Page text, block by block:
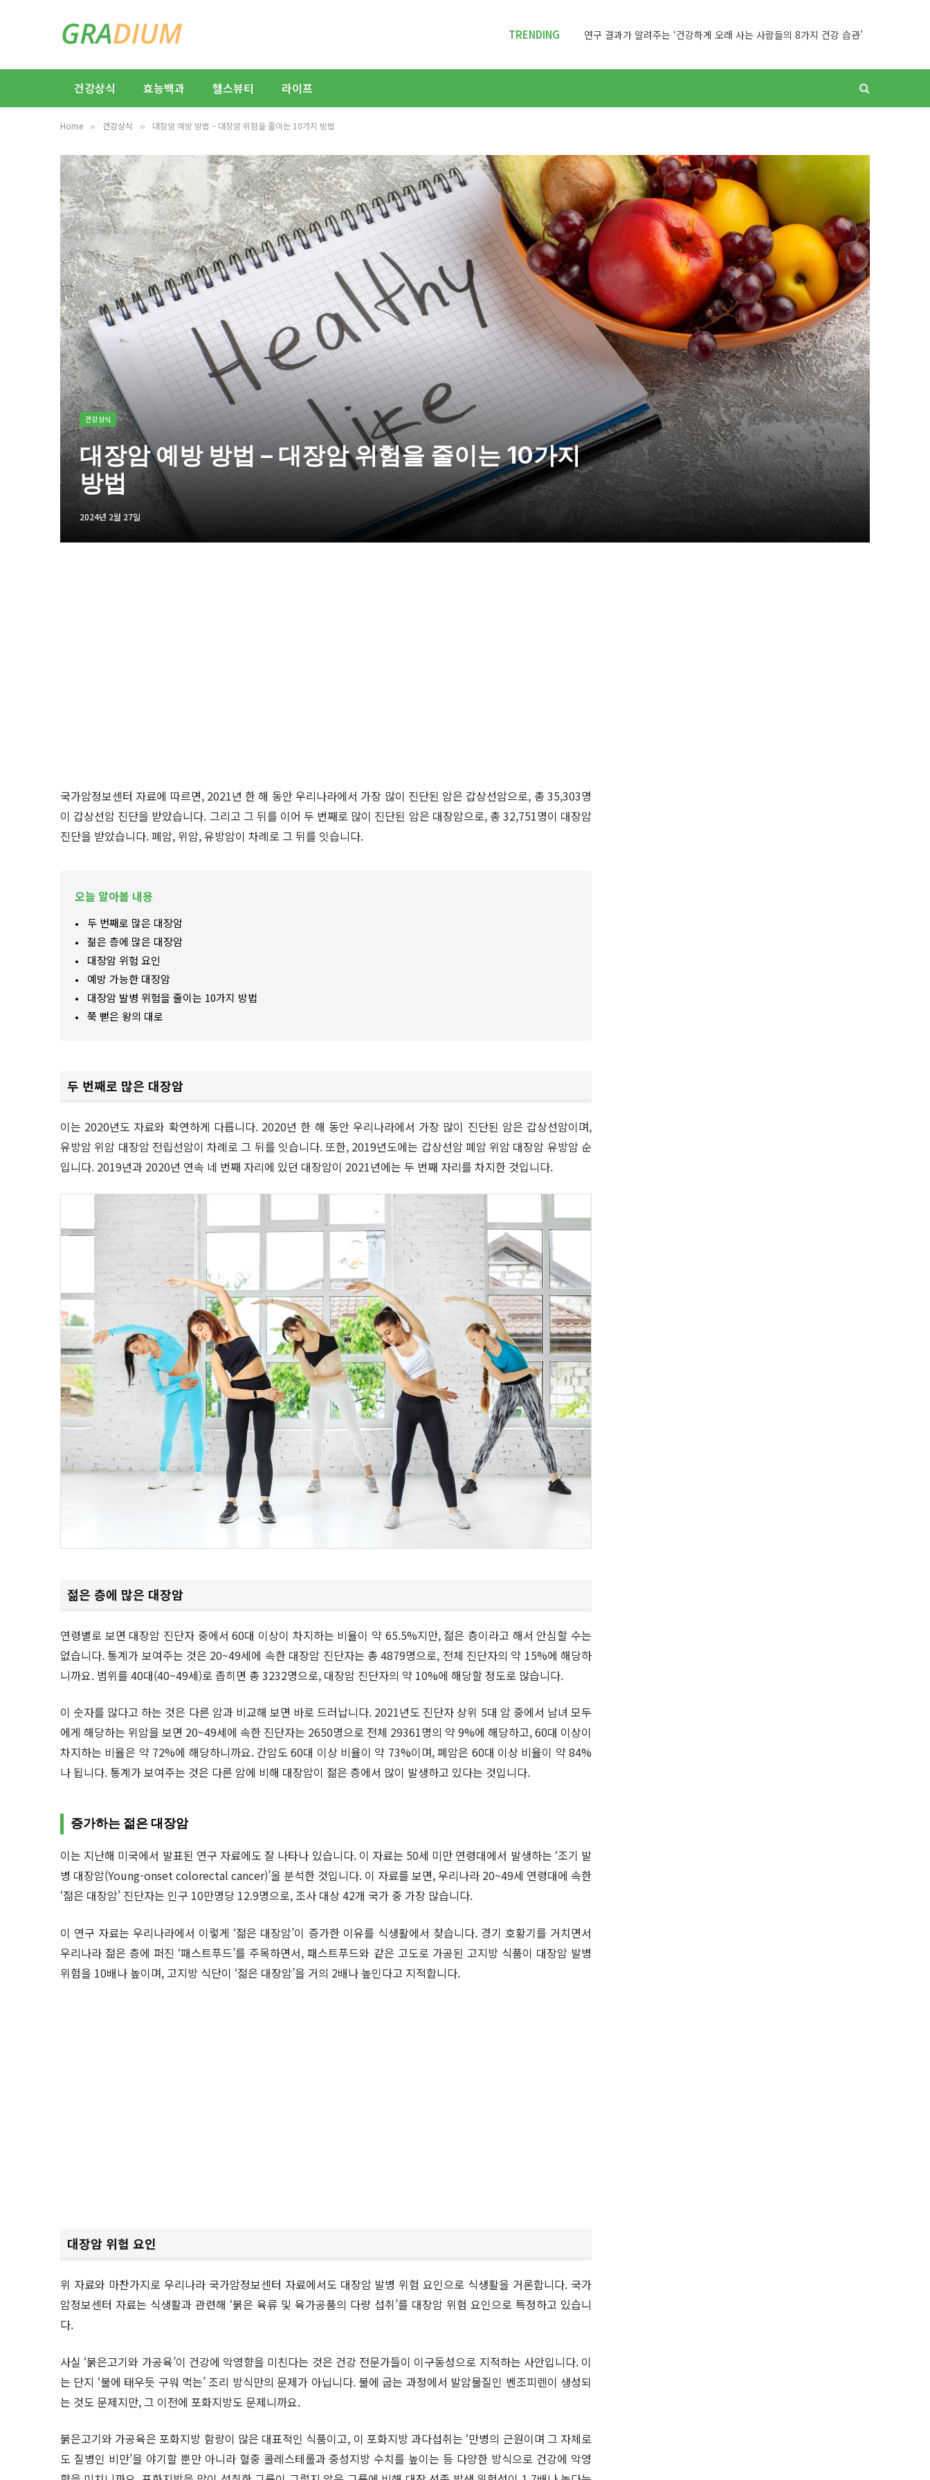
TRENDING 연구 결과가 알려주는 ‘건강하게 오래 사는 사람들의 8가지 건강 습관’
건강상식 효능백과 헬스뷰티 라이프
Home » 건강상식 » 대장암 예방 방법 – 대장암 위험을 줄이는 10가지 방법
건강상식
대장암 예방 방법 – 대장암 위험을 줄이는 10가지
방법
2024년 2월 27일
국가암정보센터 자료에 따르면, 2021년 한 해 동안 우리나라에서 가장 많이 진단된 암은 갑상선암으로, 총 35,303명
이 갑상선암 진단을 받았습니다. 그리고 그 뒤를 이어 두 번째로 많이 진단된 암은 대장암으로, 총 32,751명이 대장암
진단을 받았습니다. 폐암, 위암, 유방암이 차례로 그 뒤를 잇습니다.
오늘 알아볼 내용
두 번째로 많은 대장암
젊은 층에 많은 대장암
대장암 위험 요인
예방 가능한 대장암
대장암 발병 위험을 줄이는 10가지 방법
쭉 뻗은 왕의 대로
두 번째로 많은 대장암
이는 2020년도 자료와 확연하게 다릅니다. 2020년 한 해 동안 우리나라에서 가장 많이 진단된 암은 갑상선암이며,
유방암 위암 대장암 전립선암이 차례로 그 뒤를 잇습니다. 또한, 2019년도에는 갑상선암 폐암 위암 대장암 유방암 순
입니다. 2019년과 2020년 연속 네 번째 자리에 있던 대장암이 2021년에는 두 번째 자리를 차지한 것입니다.
젊은 층에 많은 대장암
연령별로 보면 대장암 진단자 중에서 60대 이상이 차지하는 비율이 약 65.5%지만, 젊은 층이라고 해서 안심할 수는
없습니다. 통계가 보여주는 것은 20~49세에 속한 대장암 진단자는 총 4879명으로, 전체 진단자의 약 15%에 해당하
니까요. 범위를 40대(40~49세)로 좁히면 총 3232명으로, 대장암 진단자의 약 10%에 해당할 정도로 많습니다.
이 숫자를 많다고 하는 것은 다른 암과 비교해 보면 바로 드러납니다. 2021년도 진단자 상위 5대 암 중에서 남녀 모두
에게 해당하는 위암을 보면 20~49세에 속한 진단자는 2650명으로 전체 29361명의 약 9%에 해당하고, 60대 이상이
차지하는 비율은 약 72%에 해당하니까요. 간암도 60대 이상 비율이 약 73%이며, 폐암은 60대 이상 비율이 약 84%
나 됩니다. 통계가 보여주는 것은 다른 암에 비해 대장암이 젊은 층에서 많이 발생하고 있다는 것입니다.
증가하는 젊은 대장암
이는 지난해 미국에서 발표된 연구 자료에도 잘 나타나 있습니다. 이 자료는 50세 미만 연령대에서 발생하는 ‘조기 발
병 대장암(Young-onset colorectal cancer)’을 분석한 것입니다. 이 자료를 보면, 우리나라 20~49세 연령대에 속한
‘젊은 대장암’ 진단자는 인구 10만명당 12.9명으로, 조사 대상 42개 국가 중 가장 많습니다.
이 연구 자료는 우리나라에서 이렇게 ‘젊은 대장암’이 증가한 이유를 식생활에서 찾습니다. 경기 호황기를 거치면서
우리나라 젊은 층에 퍼진 ‘패스트푸드’를 주목하면서, 패스트푸드와 같은 고도로 가공된 고지방 식품이 대장암 발병
위험을 10배나 높이며, 고지방 식단이 ‘젊은 대장암’을 거의 2배나 높인다고 지적합니다.
대장암 위험 요인
위 자료와 마찬가지로 우리나라 국가암정보센터 자료에서도 대장암 발병 위험 요인으로 식생활을 거론합니다. 국가
암정보센터 자료는 식생활과 관련해 ‘붉은 육류 및 육가공품의 다량 섭취’를 대장암 위험 요인으로 특정하고 있습니
다.
사실 ‘붉은고기와 가공육’이 건강에 악영향을 미친다는 것은 건강 전문가들이 이구동성으로 지적하는 사안입니다. 이
는 단지 ‘불에 태우듯 구워 먹는’ 조리 방식만의 문제가 아닙니다. 불에 굽는 과정에서 발암물질인 벤조피렌이 생성되
는 것도 문제지만, 그 이전에 포화지방도 문제니까요.
붉은고기와 가공육은 포화지방 함량이 많은 대표적인 식품이고, 이 포화지방 과다섭취는 ‘만병의 근원이며 그 자체로
도 질병인 비만’을 야기할 뿐만 아니라 혈중 콜레스테롤과 중성지방 수치를 높이는 등 다양한 방식으로 건강에 악영